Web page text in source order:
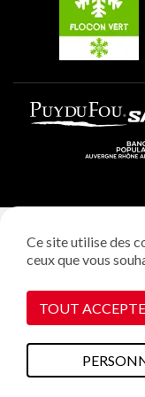
Gestion des cookies
Ce site utilise des
ceux que vous
TOUT